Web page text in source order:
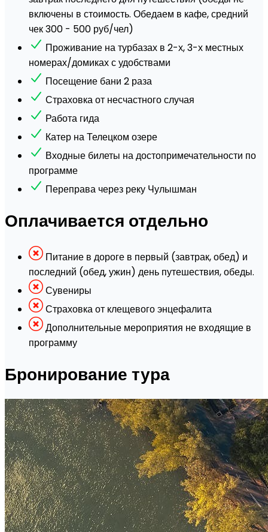
включены в стоимость. Обедаем в кафе, средний
чек 300 - 500 руб/чел)
Проживание на турбазах в 2-х, 3-х местных
номерах/домиках с удобствами
Посещение бани 2 раза
Страховка от несчастного случая
Работа гида
Катер на Телецком озере
Входные билеты на достопримечательности по
программе
Переправа через реку Чулышман
Оплачивается отдельно
Питание в дороге в первый (завтрак, обед) и
последний (обед, ужин) день путешествия, обеды.
Сувениры
Страховка от клещевого энцефалита
Дополнительные мероприятия не входящие в
программу
Бронирование тура